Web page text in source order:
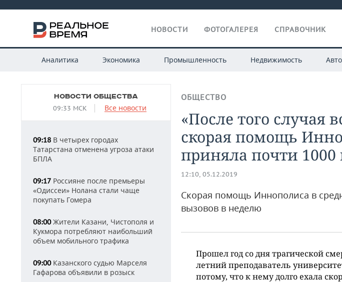
НОВОСТИ ФОТОГАЛЕРЕЯ СПРАВОЧНИК
Аналитика Экономика Промышленность Недвижимость Авто
НОВОСТИ ОБЩЕСТВА
09:33 МСК Все новости
09:18 В четырех городах
Татарстана отменена угроза атаки
БПЛА
09:17 Россияне после премьеры
«Одиссеи» Нолана стали чаще
покупать Гомера
08:00Жители Казани, Чистополя и
Кукмора потребляют наибольший
объем мобильного трафика
09:00Казанского судью Марселя
Гафарова объявили в розыск
ОБЩЕСТВО
«После того случая
скорая помощь
приняла почти 1000
12:10, 05.12.2019
Скорая помощь Иннополиса в
вызовов в неделю
Прошел год со дня трагической
летний преподаватель
потому, что к нему долго ехала